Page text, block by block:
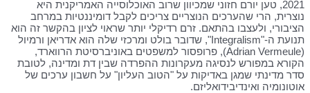
2021, טען יורם חזוני שמכיוון שרוב האוכלוסייה האמריקנית היא
נוצרית, הרי שהערכים הנוצריים צריכים לקבל דומיננטיות במרחב
הציבורי, ולעצבו בהתאם. זרם רדיקלי יותר שראוי לציון בהקשר זה הוא
תנועת ה-"Integralism", שדובר בולט ומרכזי שלה הוא אדריאן ורמיול
(Adrian Vermeule), פרופסור למשפטים באוניברסיטת הרווארד,
הקורא במפורש לנסיגה מעקרונות ההפרדה שבין דת ומדינה, לטובת
סדר מדינתי שמגן באדיקות על "הטוב העליון" על חשבון ערכים של
אוטונומיה ואינדיבידואליזם.